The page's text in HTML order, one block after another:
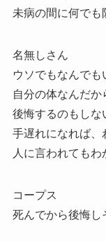
未病の間に何でも
名無しさん
ウソでもなんでも
自分の体なんだか
後悔するのもしな
手遅れになれば、
人に言われてもわ
コープス
死んでから後悔し